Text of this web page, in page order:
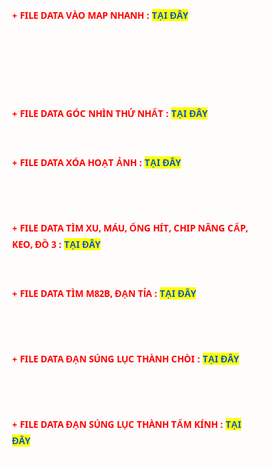
+ FILE DATA VÀO MAP NHANH : TẠI ĐÂY
+ FILE DATA GÓC NHÌN THỨ NHẤT : TẠI ĐÂY
+ FILE DATA XÓA HOẠT ẢNH : TẠI ĐÂY
+ FILE DATA TÌM XU, MÁU, ỐNG HÍT, CHIP NÂNG CẤP,
KEO, ĐỒ 3 : TẠI ĐÂY
+ FILE DATA TÌM M82B, ĐẠN TỈA : TẠI ĐÂY
+ FILE DATA ĐẠN SÚNG LỤC THÀNH CHÒI : TẠI ĐÂY
+ FILE DATA ĐẠN SÚNG LỤC THÀNH TẤM KÍNH : TẠI
ĐÂY